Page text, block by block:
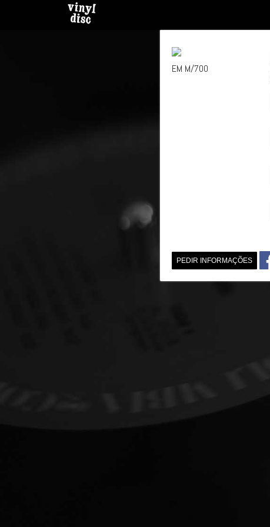
EM M/700
PEDIR INFORMAÇÕES